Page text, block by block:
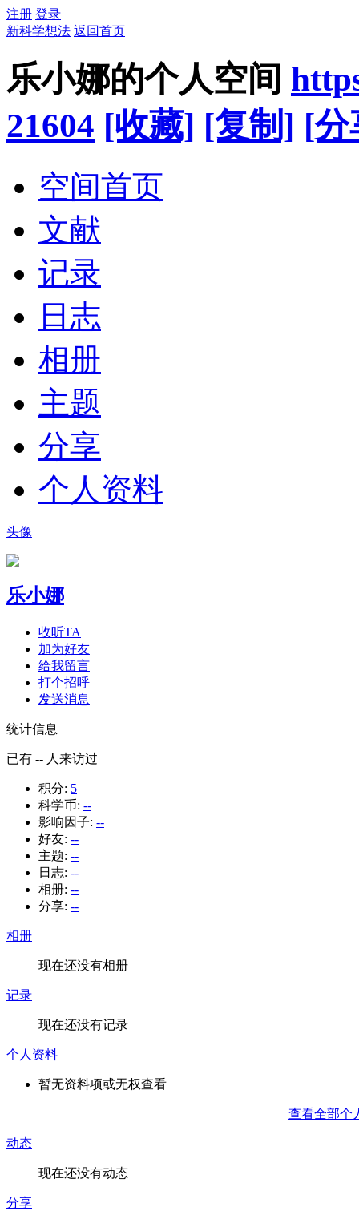
注册 登录
新科学想法 返回首页
乐小娜的个人空间
21604 [收藏] [复制] [分
空间首页
文献
记录
日志
相册
主题
分享
个人资料
头像
乐小娜
收听TA
加为好友
给我留言
打个招呼
发送消息
统计信息
已有 -- 人来访过
积分: 5
科学币: --
影响因子: --
好友: --
主题: --
日志: --
相册: --
分享: --
相册
现在还没有相册
记录
现在还没有记录
个人资料
暂无资料项或无权查看
查看全部个
动态
现在还没有动态
分享